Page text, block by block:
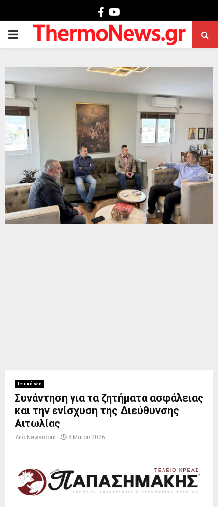
Facebook
PRIMARY
Τοπικά νέα
Συνάντηση για τα ζητήματα ασφάλειας
και την ενίσχυση της Διεύθυνσης
Αιτωλίας
Από Newsroom 8 Μαΐου 2026